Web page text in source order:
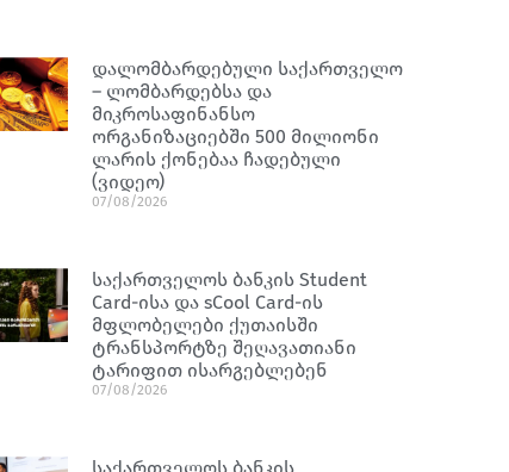
დალომბარდებული საქართველო
– ლომბარდებსა და
მიკროსაფინანსო
ორგანიზაციებში 500 მილიონი
ლარის ქონებაა ჩადებული
(ვიდეო)
07/08/2026
საქართველოს ბანკის Student
Card-ისა და sCool Card-ის
მფლობელები ქუთაისში
ტრანსპორტზე შეღავათიანი
ტარიფით ისარგებლებენ
07/08/2026